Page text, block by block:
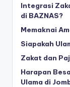
Integrasi
di BAZNAS?
Memaknai
Siapakah
Zakat dan
Harapan
Ulama di